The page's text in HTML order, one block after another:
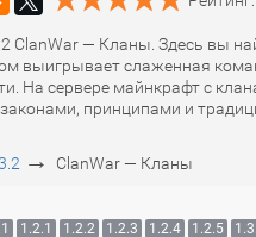
ClanWar — Кланы. Здесь вы
выигрывает слаженная
На сервере майнкрафт с
принципами и
→ ClanWar — Кланы
1.2.1 1.2.2 1.2.3 1.2.4 1.2.5